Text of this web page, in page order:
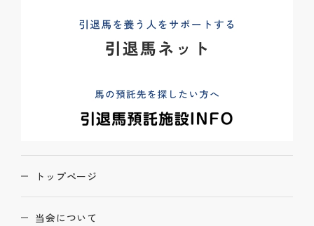
トップページ
当会について